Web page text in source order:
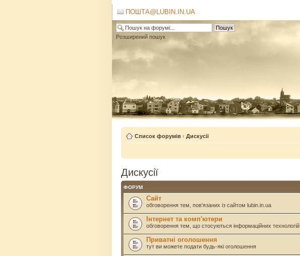
ПОШТА@LUBIN.IN.UA
Розширений пошук
Список форумів ‹ Дискусії
Дискусії
ФОРУМ
Сайт
обговорення тем, пов'язаних із сайтом lubin.in.ua
Інтернет та комп'ютери
обговорення тем, що стосуються інформаційних технологій
Приватні оголошення
тут ви можете подати будь-які оголошення